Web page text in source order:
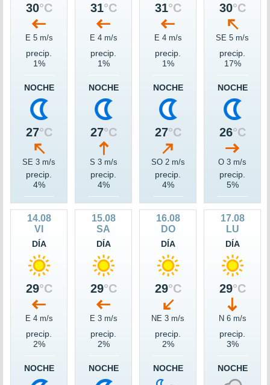
30°C
E 5 m/s
precip.
1%
NOCHE
27°C
SE 3 m/s
precip.
4%
31°C
E 4 m/s
precip.
1%
NOCHE
27°C
S 3 m/s
precip.
4%
31°C
E 4 m/s
precip.
1%
NOCHE
27°C
SO 2 m/s
precip.
4%
30°C
SE 5 m/s
precip.
17%
NOCHE
26°C
O 3 m/s
precip.
5%
14.08
VI
DÍA
29°C
E 4 m/s
precip.
2%
NOCHE
15.08
SA
DÍA
29°C
E 3 m/s
precip.
2%
NOCHE
16.08
DO
DÍA
29°C
NE 3 m/s
precip.
2%
NOCHE
17.08
LU
DÍA
29°C
N 6 m/s
precip.
3%
NOCHE